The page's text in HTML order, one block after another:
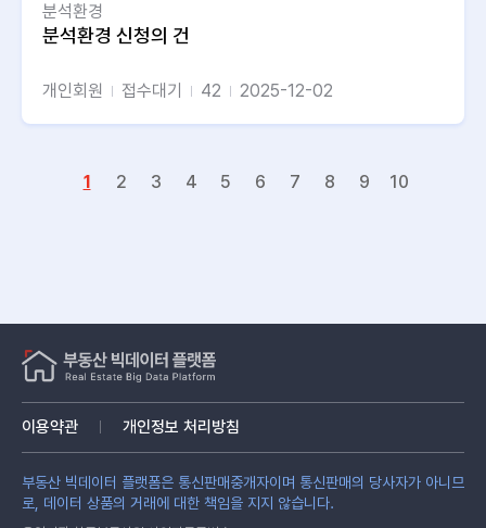
분석환경
분석환경 신청의 건
개인회원 접수대기 42 2025-12-02
1 2 3 4 5 6 7 8 9 10
이용약관 개인정보 처리방침
부동산 빅데이터 플랫폼은 통신판매중개자이며 통신판매의 당사자가 아니므
로, 데이터 상품의 거래에 대한 책임을 지지 않습니다.